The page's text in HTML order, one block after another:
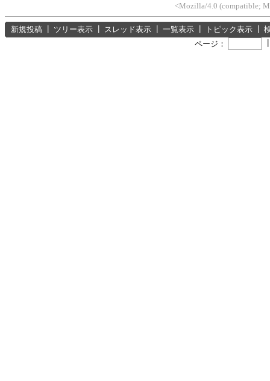
<Mozilla/4.0 (compatible;
新規投稿 ツリー表示 スレッド表示 一覧表示 トピック表示
ページ：